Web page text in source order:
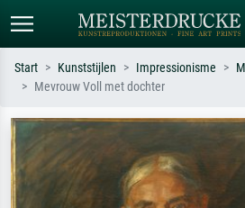
Zoek op kunstenaar, titel of stijl – bijv.
Monet, Sterrennacht, impressionisme,
Hokusai-golf, naakt.
Start Kunststijlen Impressionisme
Mevrouw Voll met dochter